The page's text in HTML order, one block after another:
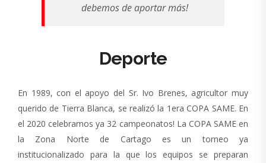
debemos de aportar más!
Deporte
En 1989, con el apoyo del Sr. Ivo Brenes, agricultor muy
querido de Tierra Blanca, se realizó la 1era COPA SAME. En
el 2020 celebramos ya 32 campeonatos! La COPA SAME en
la Zona Norte de Cartago es un torneo ya
institucionalizado para la que los equipos se preparan